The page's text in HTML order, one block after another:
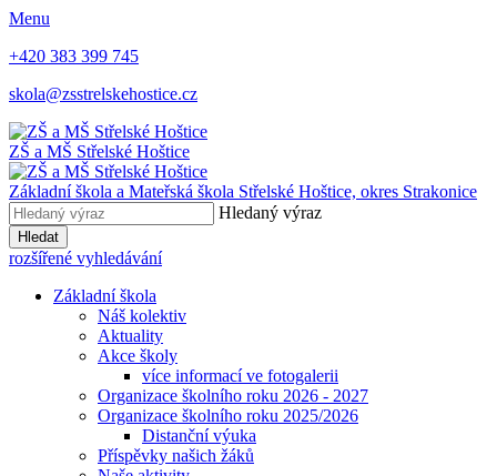
Menu
+420 383 399 745
skola@zsstrelskehostice.cz
ZŠ a MŠ Střelské Hoštice
Základní škola a Mateřská škola Střelské Hoštice, okres Strakonice
Hledaný výraz
Hledat
rozšířené vyhledávání
Základní škola
Náš kolektiv
Aktuality
Akce školy
více informací ve fotogalerii
Organizace školního roku 2026 - 2027
Organizace školního roku 2025/2026
Distanční výuka
Příspěvky našich žáků